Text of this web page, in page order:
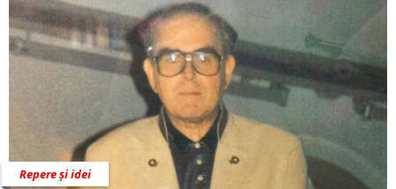
Repere și idei